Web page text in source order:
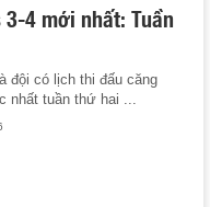
4 mới nhất: Tuần
đội có lịch thi đấu căng
nhất tuần thứ hai ...